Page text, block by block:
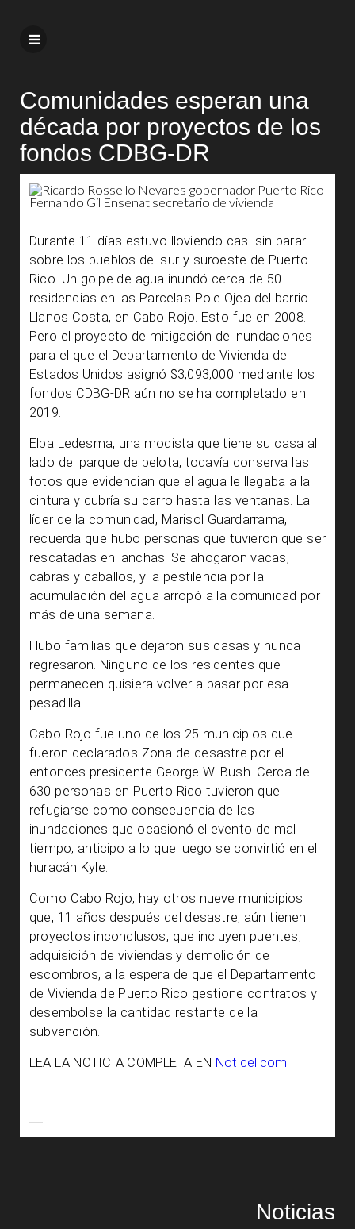
Comunidades esperan una
década por proyectos de los
fondos CDBG-DR
Durante 11 días estuvo lloviendo casi sin parar
sobre los pueblos del sur y suroeste de Puerto
Rico. Un golpe de agua inundó cerca de 50
residencias en las Parcelas Pole Ojea del barrio
Llanos Costa, en Cabo Rojo. Esto fue en 2008.
Pero el proyecto de mitigación de inundaciones
para el que el Departamento de Vivienda de
Estados Unidos asignó $3,093,000 mediante los
fondos CDBG-DR aún no se ha completado en
2019.
Elba Ledesma, una modista que tiene su casa al
lado del parque de pelota, todavía conserva las
fotos que evidencian que el agua le llegaba a la
cintura y cubría su carro hasta las ventanas. La
líder de la comunidad, Marisol Guardarrama,
recuerda que hubo personas que tuvieron que ser
rescatadas en lanchas. Se ahogaron vacas,
cabras y caballos, y la pestilencia por la
acumulación del agua arropó a la comunidad por
más de una semana.
Hubo familias que dejaron sus casas y nunca
regresaron. Ninguno de los residentes que
permanecen quisiera volver a pasar por esa
pesadilla.
Cabo Rojo fue uno de los 25 municipios que
fueron declarados Zona de desastre por el
entonces presidente George W. Bush. Cerca de
630 personas en Puerto Rico tuvieron que
refugiarse como consecuencia de las
inundaciones que ocasionó el evento de mal
tiempo, anticipo a lo que luego se convirtió en el
huracán Kyle.
Como Cabo Rojo, hay otros nueve municipios
que, 11 años después del desastre, aún tienen
proyectos inconclusos, que incluyen puentes,
adquisición de viviendas y demolición de
escombros, a la espera de que el Departamento
de Vivienda de Puerto Rico gestione contratos y
desembolse la cantidad restante de la
subvención.
LEA LA NOTICIA COMPLETA EN Noticel.com
Noticias